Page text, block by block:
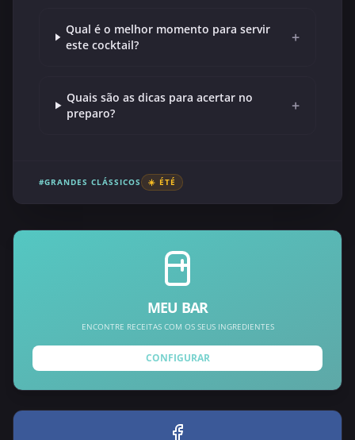
Qual é o melhor momento para servir
este cocktail?
+
Quais são as dicas para acertar no
preparo?
+
#GRANDES CLÁSSICOS ☀️ ÉTÉ
MEU BAR
ENCONTRE RECEITAS COM OS SEUS INGREDIENTES
CONFIGURAR